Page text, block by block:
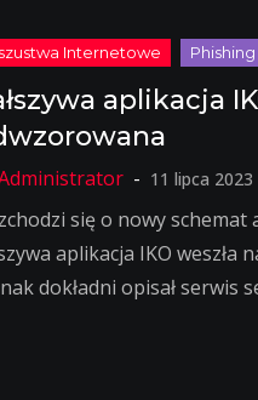
aplikacja
11 lipca 2023
się o nowy
aplikacja IKO weszła
dokładni opisał serwis